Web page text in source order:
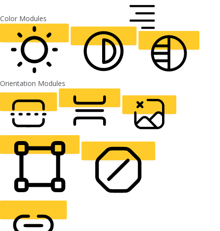
ALIGN TEXT
FONT WEIGHT
Color Modules
LIGHT CONTRAST HIGH CONTRAST
Orientation Modules
READING LINE READING MASK HIDE IMAGES
HIGHLIGHT CONTENT